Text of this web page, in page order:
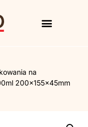
na
200x155x45mm